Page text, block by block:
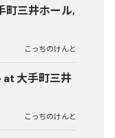
町三井ホール,
こっちのけんと
at 大手町三井
こっちのけんと